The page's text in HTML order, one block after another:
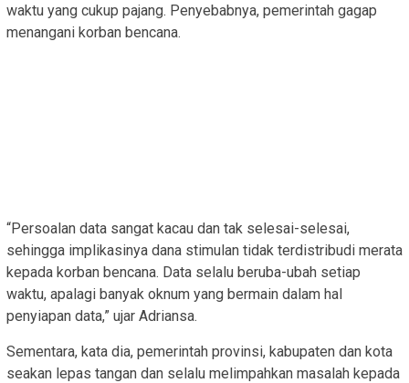
waktu yang cukup pajang. Penyebabnya, pemerintah gagap
menangani korban bencana.
“Persoalan data sangat kacau dan tak selesai-selesai,
sehingga implikasinya dana stimulan tidak terdistribudi merata
kepada korban bencana. Data selalu beruba-ubah setiap
waktu, apalagi banyak oknum yang bermain dalam hal
penyiapan data,” ujar Adriansa.
Sementara, kata dia, pemerintah provinsi, kabupaten dan kota
seakan lepas tangan dan selalu melimpahkan masalah kepada